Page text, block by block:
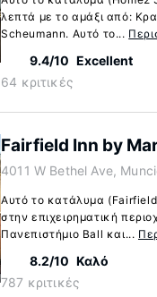
λεπτά με το αμάξι από:
Scheumann. Αυτό το...
9.4/10 Excellent
64 κριτικές
Fairfield Inn by
4011 W Bethel Ave,
Αυτό το κατάλυμα
στην επιχειρηματική
Πανεπιστήμιο Ball και...
8.2/10 Καλό
787 κριτικές